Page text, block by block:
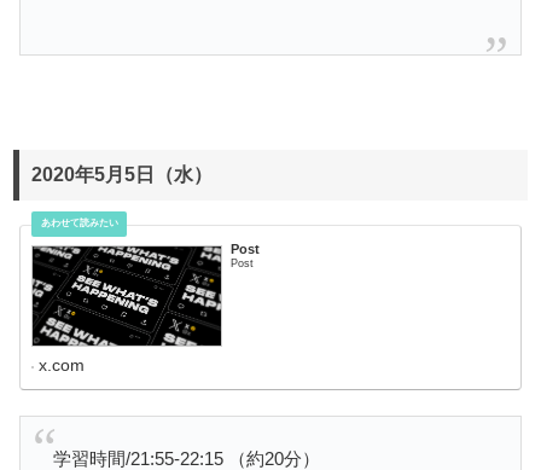
2020年5月5日（水）
Post
Post
x.com
学習時間/21:55-22:15 （約20分）